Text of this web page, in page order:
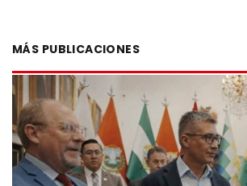
MÁS PUBLICACIONES